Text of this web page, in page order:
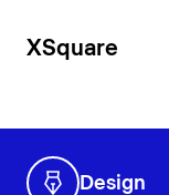
XSquare
Design